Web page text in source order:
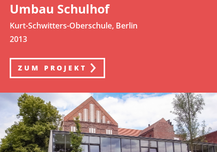
Umbau Schulhof
Kurt-Schwitters-Oberschule, Berlin
2013
ZUM PROJEKT